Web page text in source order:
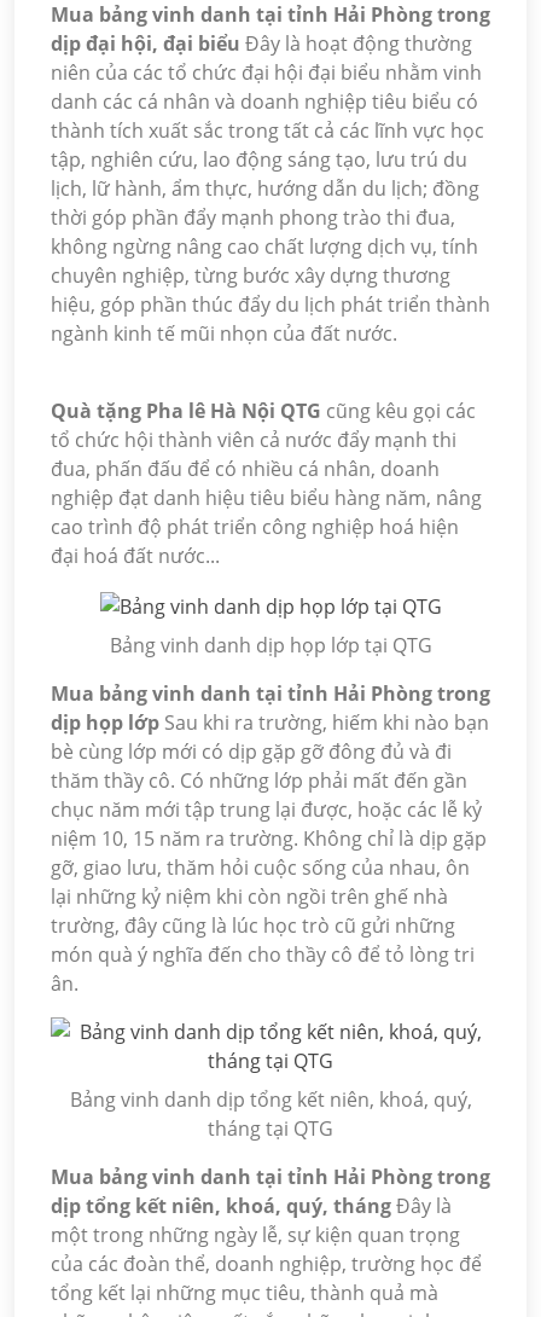
Mua bảng vinh danh tại tỉnh Hải Phòng trong
dịp đại hội, đại biểu Đây là hoạt động thường
niên của các tổ chức đại hội đại biểu nhằm vinh
danh các cá nhân và doanh nghiệp tiêu biểu có
thành tích xuất sắc trong tất cả các lĩnh vực học
tập, nghiên cứu, lao động sáng tạo, lưu trú du
lịch, lữ hành, ẩm thực, hướng dẫn du lịch; đồng
thời góp phần đẩy mạnh phong trào thi đua,
không ngừng nâng cao chất lượng dịch vụ, tính
chuyên nghiệp, từng bước xây dựng thương
hiệu, góp phần thúc đẩy du lịch phát triển thành
ngành kinh tế mũi nhọn của đất nước.
Quà tặng Pha lê Hà Nội QTG cũng kêu gọi các
tổ chức hội thành viên cả nước đẩy mạnh thi
đua, phấn đấu để có nhiều cá nhân, doanh
nghiệp đạt danh hiệu tiêu biểu hàng năm, nâng
cao trình độ phát triển công nghiệp hoá hiện
đại hoá đất nước...
Bảng vinh danh dịp họp lớp tại QTG
Mua bảng vinh danh tại tỉnh Hải Phòng trong
dịp họp lớp Sau khi ra trường, hiếm khi nào bạn
bè cùng lớp mới có dịp gặp gỡ đông đủ và đi
thăm thầy cô. Có những lớp phải mất đến gần
chục năm mới tập trung lại được, hoặc các lễ kỷ
niệm 10, 15 năm ra trường. Không chỉ là dịp gặp
gỡ, giao lưu, thăm hỏi cuộc sống của nhau, ôn
lại những kỷ niệm khi còn ngồi trên ghế nhà
trường, đây cũng là lúc học trò cũ gửi những
món quà ý nghĩa đến cho thầy cô để tỏ lòng tri
ân.
Bảng vinh danh dịp tổng kết niên, khoá, quý,
tháng tại QTG
Mua bảng vinh danh tại tỉnh Hải Phòng trong
dịp tổng kết niên, khoá, quý, thángĐây là
một trong những ngày lễ, sự kiện quan trọng
của các đoàn thể, doanh nghiệp, trường học để
tổng kết lại những mục tiêu, thành quả mà